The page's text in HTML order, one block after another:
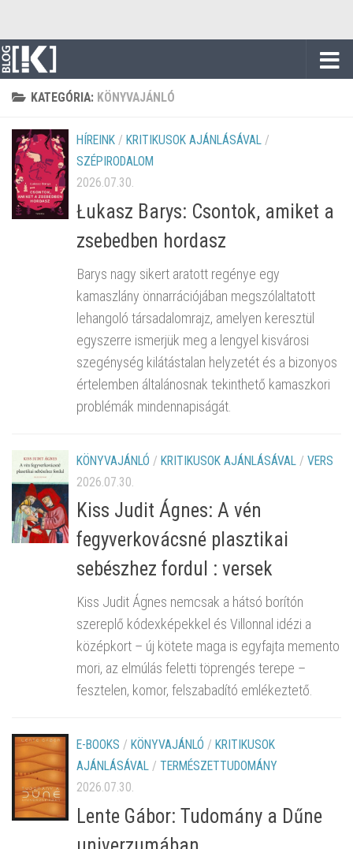
KATEGÓRIA: KÖNYVAJÁNLÓ
HÍREINK / KRITIKUSOK AJÁNLÁSÁVAL /
SZÉPIRODALOM
2026.07.30.
Łukasz Barys: Csontok, amiket a
zsebedben hordasz
Barys nagy sikert aratott regénye egy
kamaszlány önnarrációjában megszólaltatott
lehangoló társadalomrajz, amelyen keresztül
egyszerre ismerjük meg a lengyel kisvárosi
szegénység kilátástalan helyzetét és a bizonyos
értelemben általánosnak tekinthető kamaszkori
problémák mindennapiságát.
KÖNYVAJÁNLÓ / KRITIKUSOK AJÁNLÁSÁVAL / VERS
2026.07.30.
Kiss Judit Ágnes: A vén
fegyverkovácsné plasztikai
sebészhez fordul : versek
Kiss Judit Ágnes nemcsak a hátsó borítón
szereplő kódexképekkel és Villonnal idézi a
középkort – új kötete maga is egyfajta memento
mori, az elmúlás feletti töprengés terepe –
fesztelen, komor, felszabadító emlékeztető.
E-BOOKS / KÖNYVAJÁNLÓ / KRITIKUSOK
AJÁNLÁSÁVAL / TERMÉSZETTUDOMÁNY
2026.07.30.
Lente Gábor: Tudomány a Dűne